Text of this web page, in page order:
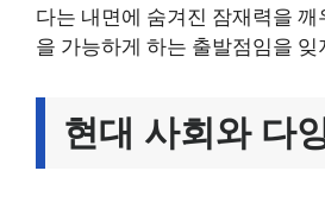
다는 내면에 숨겨진 잠재력을 깨
을 가능하게 하는 출발점임을 잊
현대 사회와 다